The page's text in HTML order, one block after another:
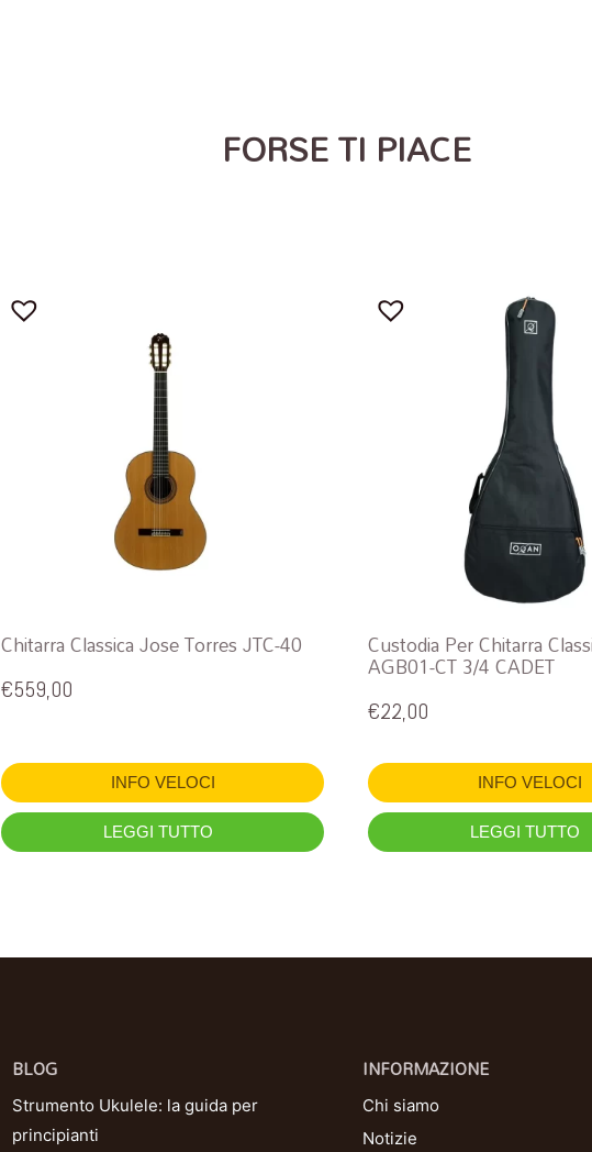
FORSE TI PIACE
Chitarra Classica Jose Torres JTC-40
€559,00
INFO VELOCI
LEGGI TUTTO
Custodia Per Chitarra
AGB01-CT 3/4 CADET
€22,00
INFO VELOCI
LEGGI TUTTO
BLOG
Strumento Ukulele: la guida per
principianti
INFORMAZIONE
Chi siamo
Notizie